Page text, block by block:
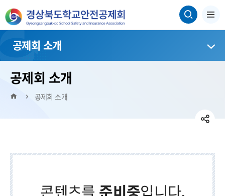
공제회 소개
공제회 소개
HOME공제회 소개
유
영
이
스
북
위
터
네
이
버
공
유
영
콘텐츠를 준비중입니다.